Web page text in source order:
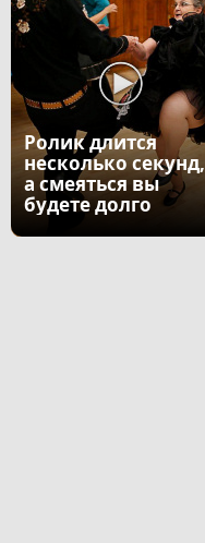
Ролик длится
несколько секунд,
а смеяться вы
будете долго